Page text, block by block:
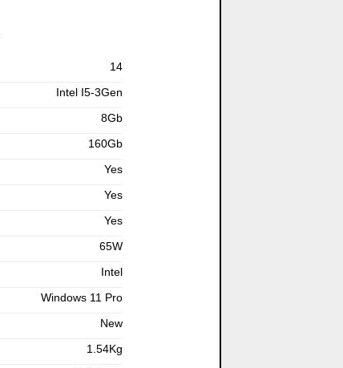
14
Intel I5-3Gen
8Gb
160Gb
Yes
Yes
Yes
65W
Intel
Windows 11 Pro
New
1.54Kg